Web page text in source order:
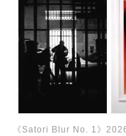
《Satori Blur No. 1》